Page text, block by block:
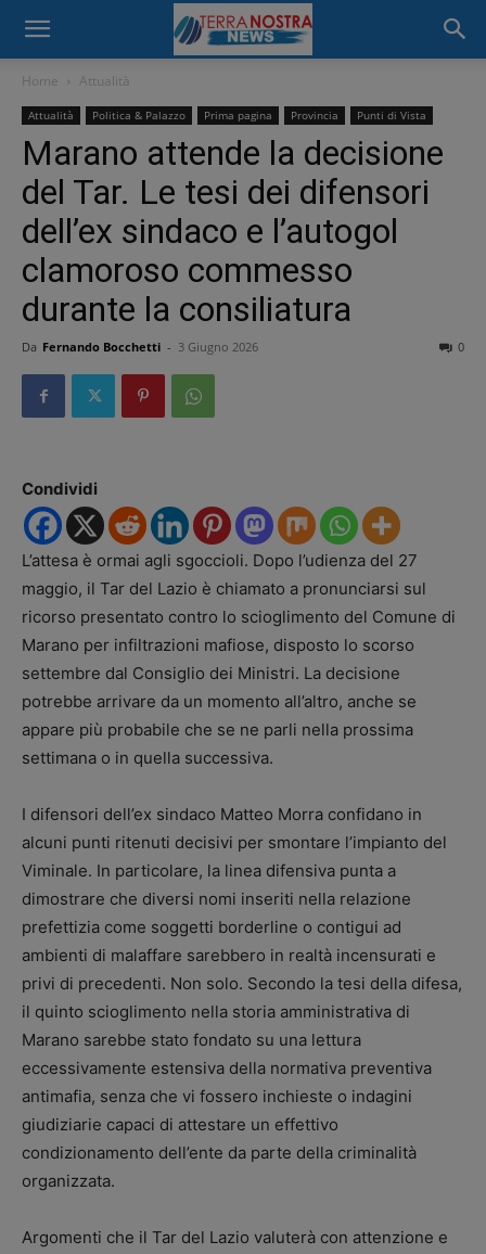
Home Attualità
Attualità Politica & Palazzo Prima pagina Provincia Punti di Vista
Marano attende la decisione
del Tar. Le tesi dei difensori
dell’ex sindaco e l’autogol
clamoroso commesso
durante la consiliatura
Da Fernando Bocchetti - 3 Giugno 2026 0
Condividi
L’attesa è ormai agli sgoccioli. Dopo l’udienza del 27
maggio, il Tar del Lazio è chiamato a pronunciarsi sul
ricorso presentato contro lo scioglimento del Comune di
Marano per infiltrazioni mafiose, disposto lo scorso
settembre dal Consiglio dei Ministri. La decisione
potrebbe arrivare da un momento all’altro, anche se
appare più probabile che se ne parli nella prossima
settimana o in quella successiva.
I difensori dell’ex sindaco Matteo Morra confidano in
alcuni punti ritenuti decisivi per smontare l’impianto del
Viminale. In particolare, la linea difensiva punta a
dimostrare che diversi nomi inseriti nella relazione
prefettizia come soggetti borderline o contigui ad
ambienti di malaffare sarebbero in realtà incensurati e
privi di precedenti. Non solo. Secondo la tesi della difesa,
il quinto scioglimento nella storia amministrativa di
Marano sarebbe stato fondato su una lettura
eccessivamente estensiva della normativa preventiva
antimafia, senza che vi fossero inchieste o indagini
giudiziarie capaci di attestare un effettivo
condizionamento dell’ente da parte della criminalità
organizzata.
Argomenti che il Tar del Lazio valuterà con attenzione e